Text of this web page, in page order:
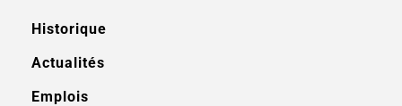
Historique
Actualités
Emplois